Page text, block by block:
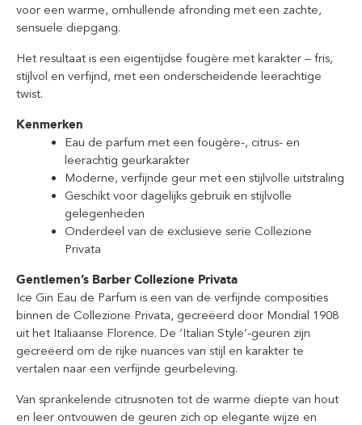
voor een warme, omhullende afronding met een zachte,
sensuele diepgang.
Het resultaat is een eigentijdse fougère met karakter – fris,
stijlvol en verfijnd, met een onderscheidende leerachtige
twist.
Kenmerken
Eau de parfum met een fougère-, citrus- en
leerachtig geurkarakter
Moderne, verfijnde geur met een stijlvolle uitstraling
Geschikt voor dagelijks gebruik en stijlvolle
gelegenheden
Onderdeel van de exclusieve serie Collezione
Privata
Gentlemen’s Barber Collezione Privata
Ice Gin Eau de Parfum is een van de verfijnde composities
binnen de Collezione Privata, gecreëerd door Mondial 1908
uit het Italiaanse Florence. De ‘Italian Style’-geuren zijn
gecreëerd om de rijke nuances van stijl en karakter te
vertalen naar een verfijnde geurbeleving.
Van sprankelende citrusnoten tot de warme diepte van hout
en leer ontvouwen de geuren zich op elegante wijze en